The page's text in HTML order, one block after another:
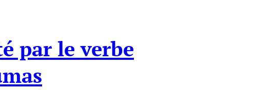
par le verbe